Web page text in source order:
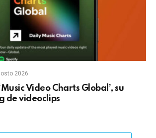
2026
Video Charts Global’, su
de videoclips